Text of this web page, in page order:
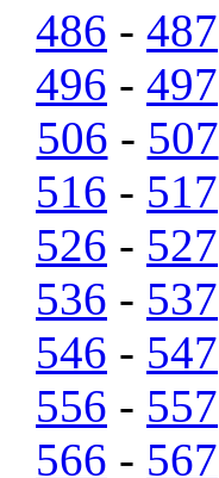
486 - 487
496 - 497
506 - 507
516 - 517
526 - 527
536 - 537
546 - 547
556 - 557
566 - 567